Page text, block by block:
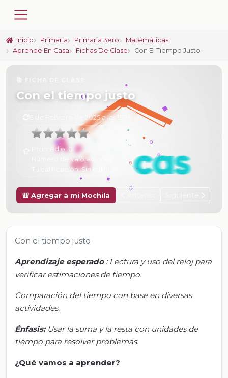
Inicio Primaria Primaria 3ero
Matemáticas
Aprende En Casa
Fichas De Clase Con El Tiempo Justo
Con el tiempo justo
6 de Febrero de 2025 a las 15:26
Promedio:0
Número de valoraciones:
Tu calificación:Sin calificar
🎒 Agregar a mi Mochila
Con el tiempo justo
Aprendizaje esperado :Lectura y uso del reloj para
verificar estimaciones de tiempo.
Comparación del tiempo con base en diversas
actividades.
Énfasis: Usar la suma y la resta con unidades de
tiempo para resolver problemas.
¿Qué vamos a aprender?